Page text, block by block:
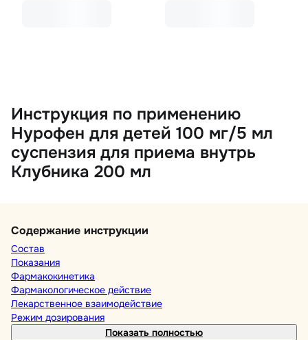
Инструкция по применению
Нурофен для детей 100 мг/5 мл
суспензия для приема внутрь
Клубника 200 мл
Содержание инструкции
Состав
Показания
Фармакокинетика
Фармакологическое действие
Лекарственное взаимодействие
Режим дозирования
Показать полностью